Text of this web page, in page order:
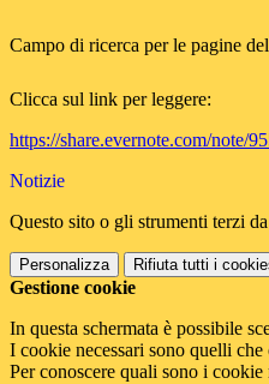
Campo di ricerca per le pagine
Clicca sul link per leggere:
https://share.evernote.com/note/
Notizie
Questo sito o gli strumenti terzi
Personalizza Rifiuta tutti i
Gestione cookie
In questa schermata è possibile
I cookie necessari sono quelli
Per conoscere quali sono i